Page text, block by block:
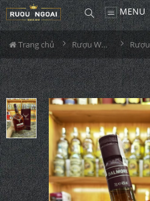
MENU
Trang chủ Rượu Whisky